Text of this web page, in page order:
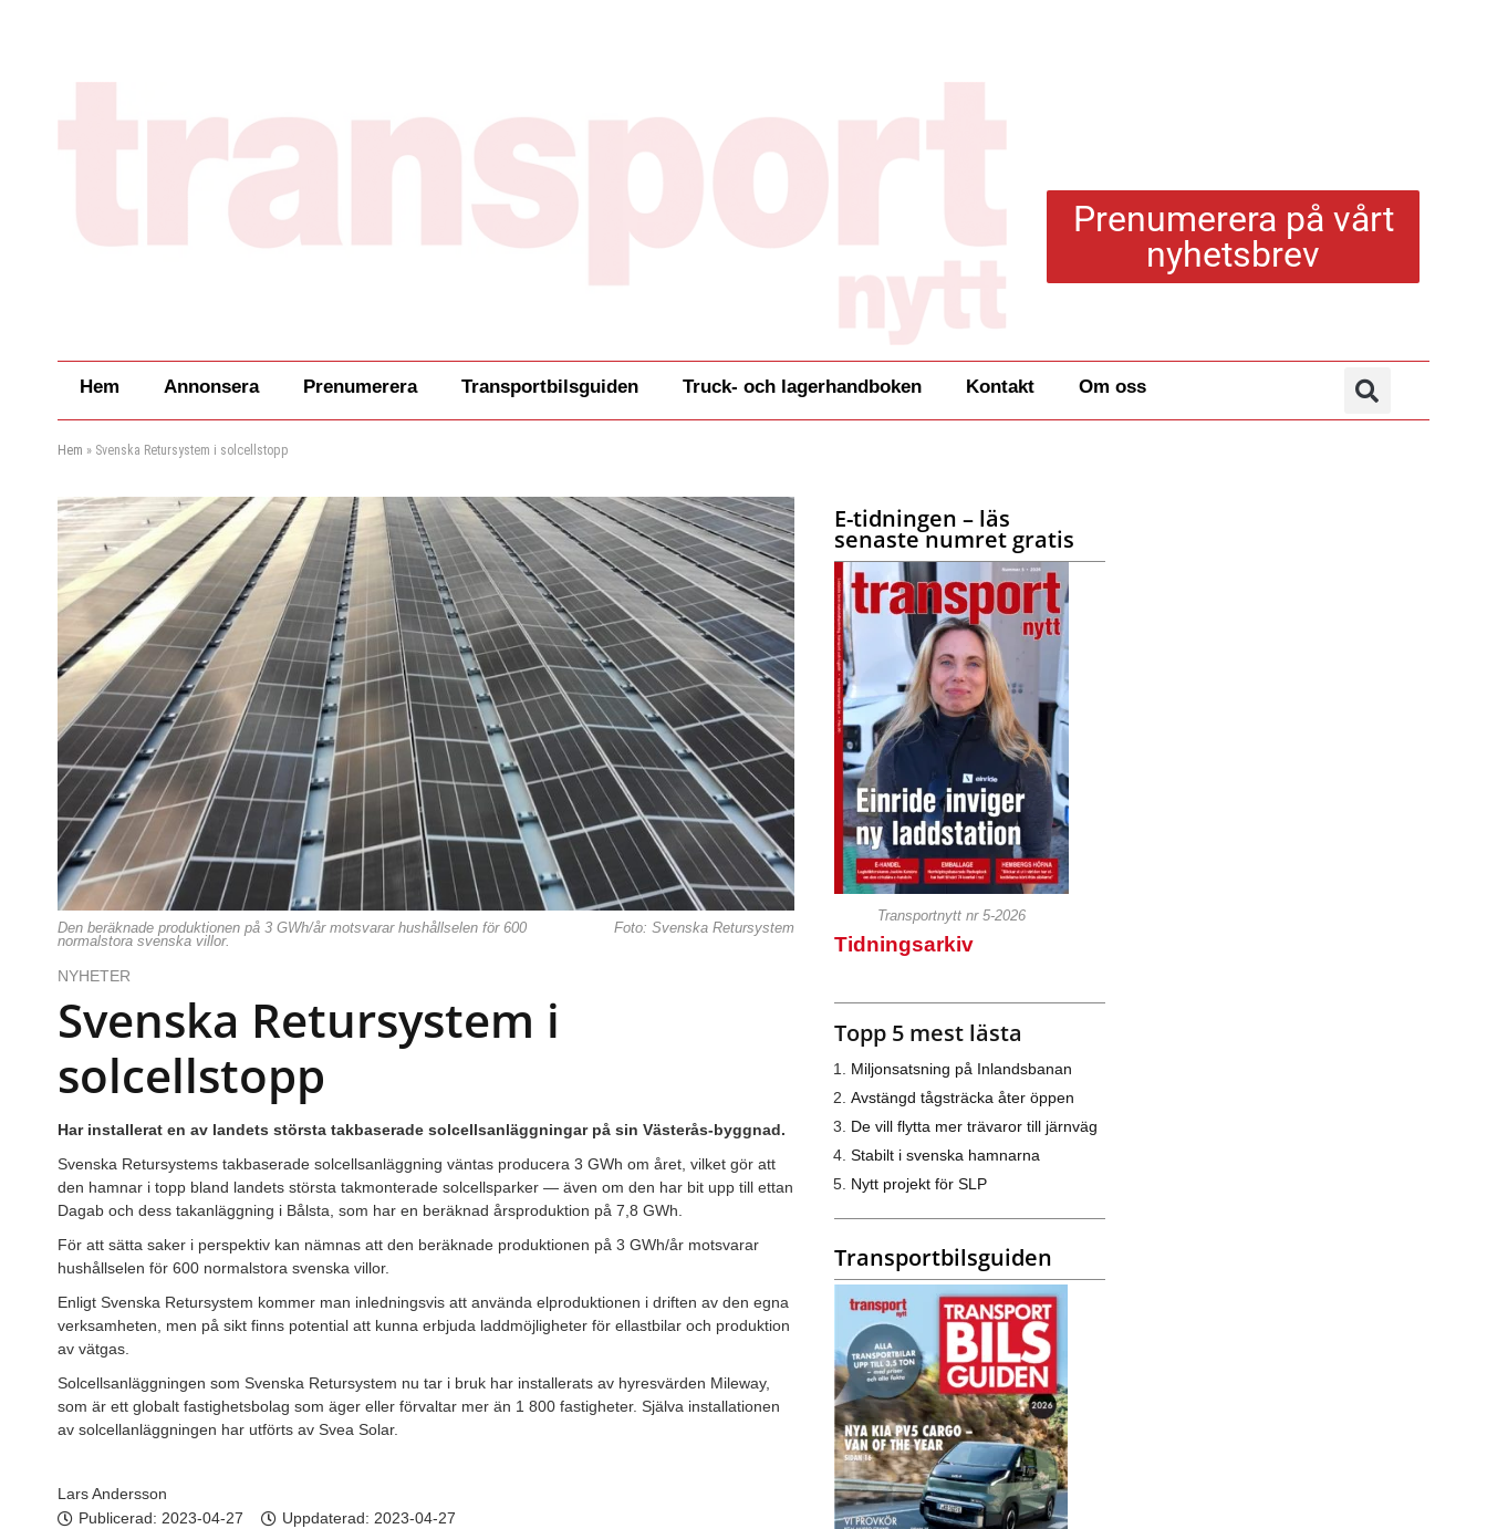
Prenumerera på vårt
nyhetsbrev
Hem Annonsera Prenumerera Transportbilsguiden Truck- och lagerhandboken Kontakt Om oss
Hem » Svenska Retursystem i solcellstopp
Den beräknade produktionen på 3 GWh/år motsvarar hushållselen för 600
normalstora svenska villor.
Foto: Svenska Retursystem
NYHETER
Svenska Retursystem i
solcellstopp
Har installerat en av landets största takbaserade solcellsanläggningar på sin Västerås-byggnad.
Svenska Retursystems takbaserade solcellsanläggning väntas producera 3 GWh om året, vilket gör att
den hamnar i topp bland landets största takmonterade solcellsparker — även om den har bit upp till ettan
Dagab och dess takanläggning i Bålsta, som har en beräknad årsproduktion på 7,8 GWh.
För att sätta saker i perspektiv kan nämnas att den beräknade produktionen på 3 GWh/år motsvarar
hushållselen för 600 normalstora svenska villor.
Enligt Svenska Retursystem kommer man inledningsvis att använda elproduktionen i driften av den egna
verksamheten, men på sikt finns potential att kunna erbjuda laddmöjligheter för ellastbilar och produktion
av vätgas.
Solcellsanläggningen som Svenska Retursystem nu tar i bruk har installerats av hyresvärden Mileway,
som är ett globalt fastighetsbolag som äger eller förvaltar mer än 1 800 fastigheter. Själva installationen
av solcellanläggningen har utförts av Svea Solar.
Lars Andersson
Publicerad: 2023-04-27 Uppdaterad: 2023-04-27
E-tidningen – läs
senaste numret gratis
Transportnytt nr 5-2026
Tidningsarkiv
Topp 5 mest lästa
Miljonsatsning på Inlandsbanan
Avstängd tågsträcka åter öppen
De vill flytta mer trävaror till järnväg
Stabilt i svenska hamnarna
Nytt projekt för SLP
Transportbilsguiden